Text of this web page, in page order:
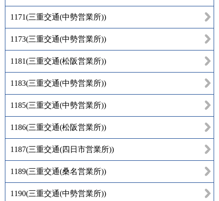
1171(三重交通(中勢営業所))
1173(三重交通(中勢営業所))
1181(三重交通(松阪営業所))
1183(三重交通(中勢営業所))
1185(三重交通(中勢営業所))
1186(三重交通(松阪営業所))
1187(三重交通(四日市営業所))
1189(三重交通(桑名営業所))
1190(三重交通(中勢営業所))